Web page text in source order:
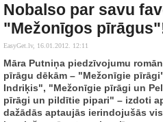
Nobalso par savu
"Mežonīgos
EasyGet.lv, 16.01.2012. 12:11
Māra Putniņa piedzīvojumu
pīrāgu dēkām – "Mežonīgie
Indriķis", "Mežonīgie pīrāgi un
pīrāgi un pildītie pipari" – izdoti
dažādās aptaujās ierindojušās